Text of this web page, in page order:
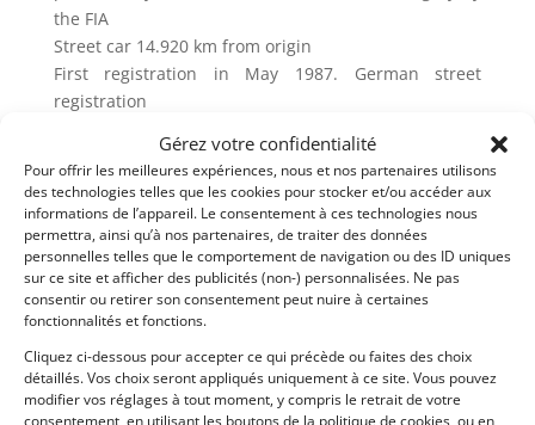
Gérez votre confidentialité
Pour offrir les meilleures expériences, nous et nos partenaires utilisons
des technologies telles que les cookies pour stocker et/ou accéder aux
informations de l’appareil. Le consentement à ces technologies nous
permettra, ainsi qu’à nos partenaires, de traiter des données
personnelles telles que le comportement de navigation ou des ID uniques
sur ce site et afficher des publicités (non-) personnalisées. Ne pas
consentir ou retirer son consentement peut nuire à certaines
fonctionnalités et fonctions.
Cliquez ci-dessous pour accepter ce qui précède ou faites des choix
détaillés. Vos choix seront appliqués uniquement à ce site. Vous pouvez
modifier vos réglages à tout moment, y compris le retrait de votre
consentement, en utilisant les boutons de la politique de cookies, ou en
the FIA
Street car 14.920 km from origin
First registration in May 1987. German street
registration
Demandez une expertise de ce modèle
Partager cette annonce